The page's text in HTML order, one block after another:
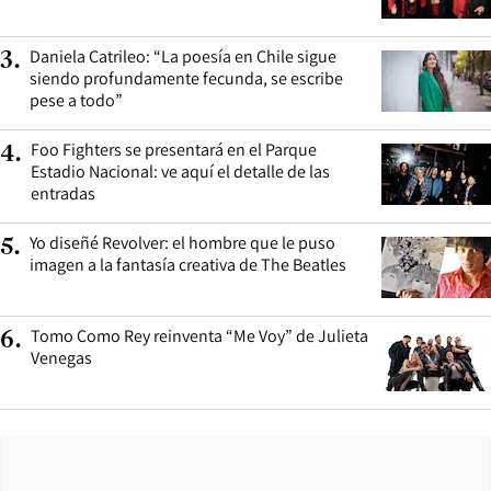
3. Daniela Catrileo: “La poesía en Chile sigue
siendo profundamente fecunda, se escribe
pese a todo”
4. Foo Fighters se presentará en el Parque
Estadio Nacional: ve aquí el detalle de las
entradas
5. Yo diseñé Revolver: el hombre que le puso
imagen a la fantasía creativa de The Beatles
6. Tomo Como Rey reinventa “Me Voy” de Julieta
Venegas